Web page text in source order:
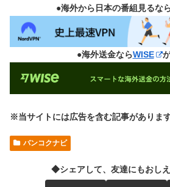
●海外から日本の番組見るな
●海外送金ならWISE
※当サイトには広告を含む記事があります
バンコクナビ
◆シェアして、友達にもおし